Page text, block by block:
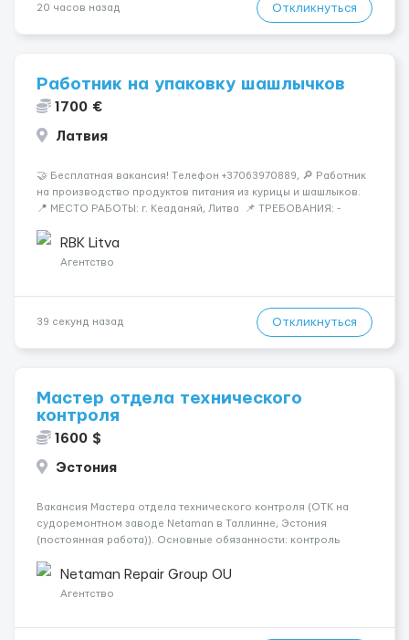
20 часов назад Откликнуться
Работник на упаковку шашлычков
1700 €
Латвия
🤝 Бесплатная вакансия! Tелефон +37063970889, 🔎 Работник
на производство продуктов питания из курицы и шашлыков.
📍 МЕСТО РАБОТЫ: г. Кеаданяй, Литва 📌 ТРЕБОВАНИЯ: -
нужен 📆 ГРАФИК РАБОТЫ: - ПН по ВС, выходные плавающие
RBK Litva
Агентство
39 секунд назад Откликнуться
Мастер отдела технического
контроля
1600 $
Эстония
Вакансия Мастера отдела технического контроля (ОТК на
судоремонтном заводе Netaman в Таллинне, Эстония
(постоянная работа)). Основные обязанности: контроль
монтажа люковых закрытий; контроль корпусных работ;
контроль трубопроводн...
Netaman Repair Group OU
Агентство